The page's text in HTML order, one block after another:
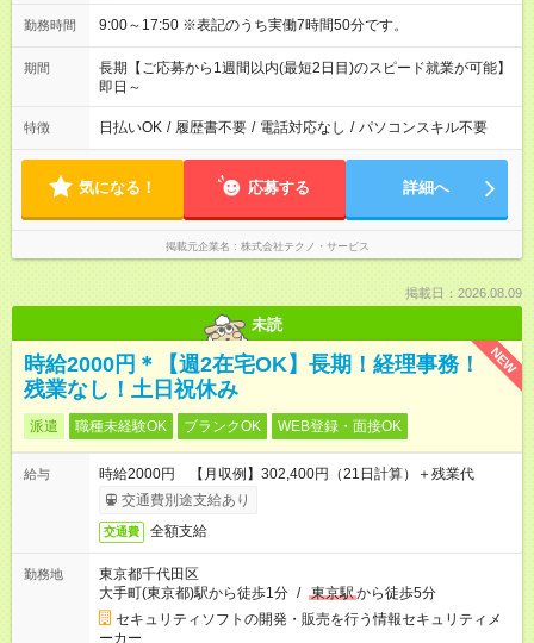
勤務時間 9:00～17:50 ※表記のうち実働7時間50分です。
期間
長期【ご応募から1週間以内(最短2日目)のスピード就業が可能】
即日～
特徴 日払いOK / 履歴書不要 / 電話対応なし / パソコンスキル不要
気になる！ 応募する 詳細へ
掲載元企業名 株式会社テクノ・サービス
掲載日：2026.08.09
未読
NEW
時給2000円＊【週2在宅OK】長期！経理事務！
残業なし！土日祝休み
派遣 職種未経験OK ブランクOK WEB登録・面接OK
給与
時給2000円 【月収例】302,400円（21日計算）＋残業代
交通費別途支給あり
交通費 全額支給
勤務地
東京都千代田区
大手町(東京都)駅から徒歩1分 / 東京駅から徒歩5分
セキュリティソフトの開発・販売を行う情報セキュリティメ
ーカー